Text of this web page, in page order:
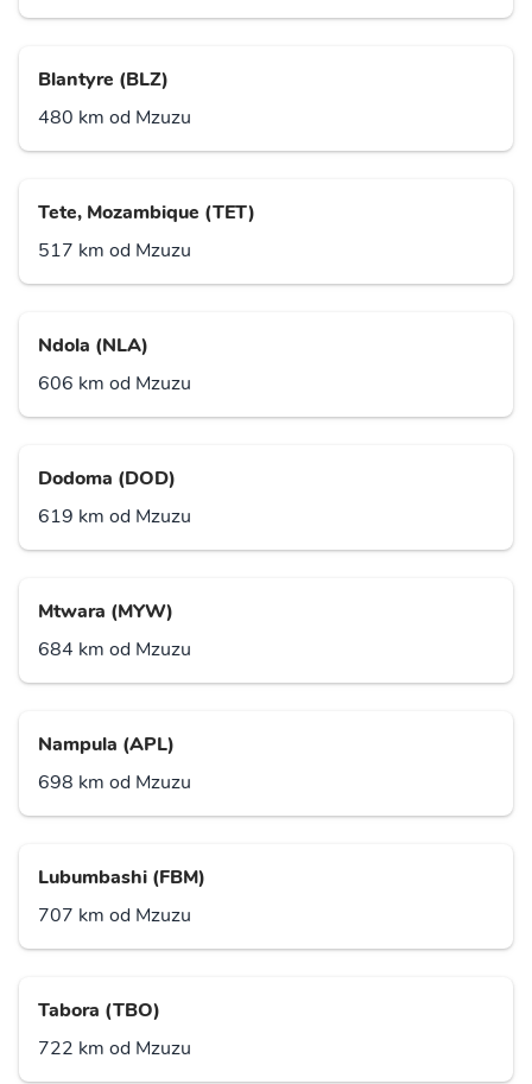
Blantyre (BLZ)
480 km od Mzuzu
Tete, Mozambique (TET)
517 km od Mzuzu
Ndola (NLA)
606 km od Mzuzu
Dodoma (DOD)
619 km od Mzuzu
Mtwara (MYW)
684 km od Mzuzu
Nampula (APL)
698 km od Mzuzu
Lubumbashi (FBM)
707 km od Mzuzu
Tabora (TBO)
722 km od Mzuzu